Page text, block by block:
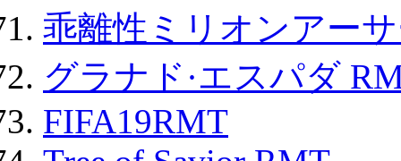
乖離性ミリオンアー
グラナド·エスパダ
FIFA19RMT